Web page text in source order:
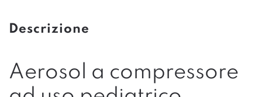
Descrizione
Aerosol a compressore